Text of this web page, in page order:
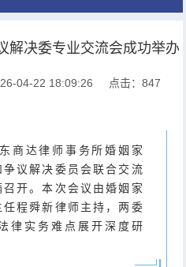
解决委专业交流会成功举办
04-22 18:09:26 点击： 847
商达律师事务所婚姻家
议解决委员会联合交流
开。本次会议由婚姻家
程舜新律师主持，两委
律实务难点展开深度研